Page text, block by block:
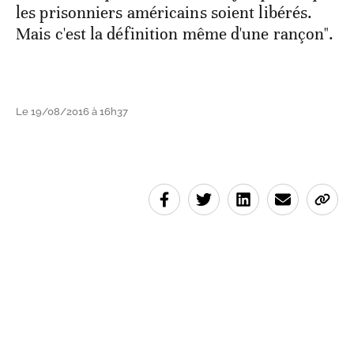
les prisonniers américains soient libérés.
Mais c'est la définition même d'une rançon".
Le 19/08/2016 à 16h37